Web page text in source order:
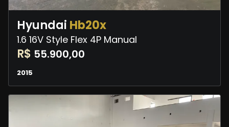
Hyundai Hb20x
1.6 16V Style Flex 4P Manual
R$ 55.900,00
2015